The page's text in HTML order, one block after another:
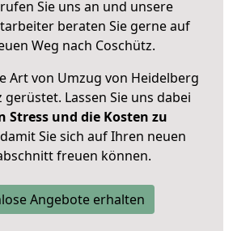
Sie uns an und unsere
beraten Sie gerne auf
Weg nach Coschütz.
Art von Umzug von Heidelberg
gerüstet. Lassen Sie uns dabei
Stress und die Kosten zu
Sie sich auf Ihren neuen
freuen können.
Angebote erhalten